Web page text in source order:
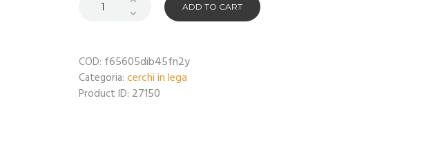
ADD TO CART
COD: f65605dib45fn2y
Categoria:cerchi in lega
Product ID: 27150